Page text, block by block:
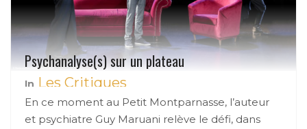
Psychanalyse(s) sur un plateau
In Les Critiques
En ce moment au Petit Montparnasse, l’auteur
et psychiatre Guy Maruani relève le défi, dans